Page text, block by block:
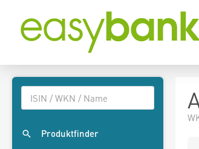
Produktfinder